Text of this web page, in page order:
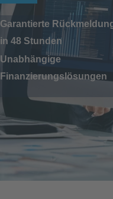
Garantierte
in 48 Stunden
Unabhängige
Finanzierungslösungen